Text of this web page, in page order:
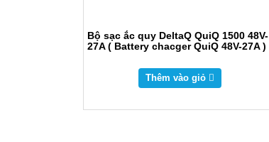
Bộ sạc ắc quy DeltaQ QuiQ 1500 48V-
27A ( Battery chacger QuiQ 48V-27A )
Thêm vào giỏ